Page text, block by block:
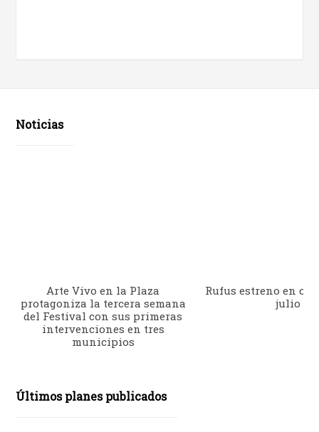
Noticias
Arte Vivo en la Plaza
protagoniza la tercera semana
del Festival con sus primeras
intervenciones en tres
municipios
Rufus estreno en
julio
Últimos planes publicados